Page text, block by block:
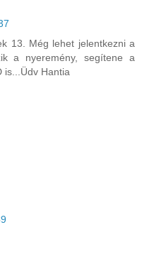
13. Még lehet jelentkezni a
a nyeremény, segítene a
is...Üdv Hantia